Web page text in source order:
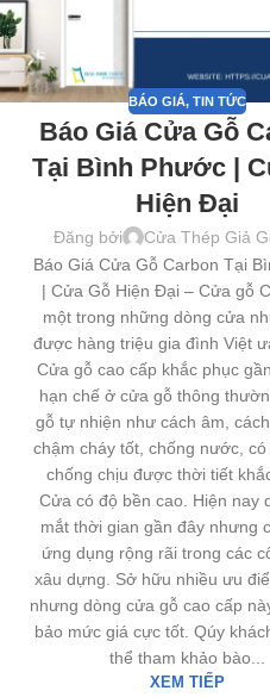
BÁO GIÁ, TIN TỨC
Báo Giá Cửa Gỗ
Tại Bình Phước |
Hiện Đại
Đăng bởi Cửa Thép Giả
Báo Giá Cửa Gỗ Carbon Tại
| Cửa Gỗ Hiện Đại – Cửa gỗ
một trong những dòng cửa
được hàng triệu gia đình Việt
Cửa gỗ cao cấp khắc phục
hạn chế ở cửa gỗ thông
gỗ tự nhiện như cách âm,
chậm cháy tốt, chống nước, có
chống chịu được thời tiết
Cửa có độ bền cao. Hiện nay
mắt thời gian gần đây nhưng
ứng dụng rộng rãi trong các
xâu dựng. Sở hữu nhiều ưu
nhưng dòng cửa gỗ cao cấp
bảo mức giá cực tốt. Qúy
thể tham khảo bào...
XEM TIẾP